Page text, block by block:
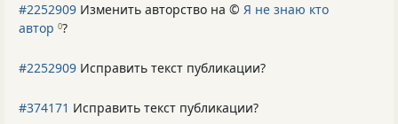
#2252909 Изменить авторство на © Я не знаю кто
автор 0?
#2252909 Исправить текст публикации?
#374171 Исправить текст публикации?